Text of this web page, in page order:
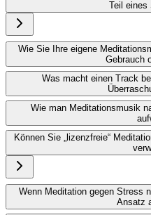
Teil eines
Wie Sie Ihre eigene
Gebrauch
Was macht einen Track
Wie man Meditationsmusik
Können Sie „lizenzfreie“
Wenn Meditation gegen Stress
Ansatz